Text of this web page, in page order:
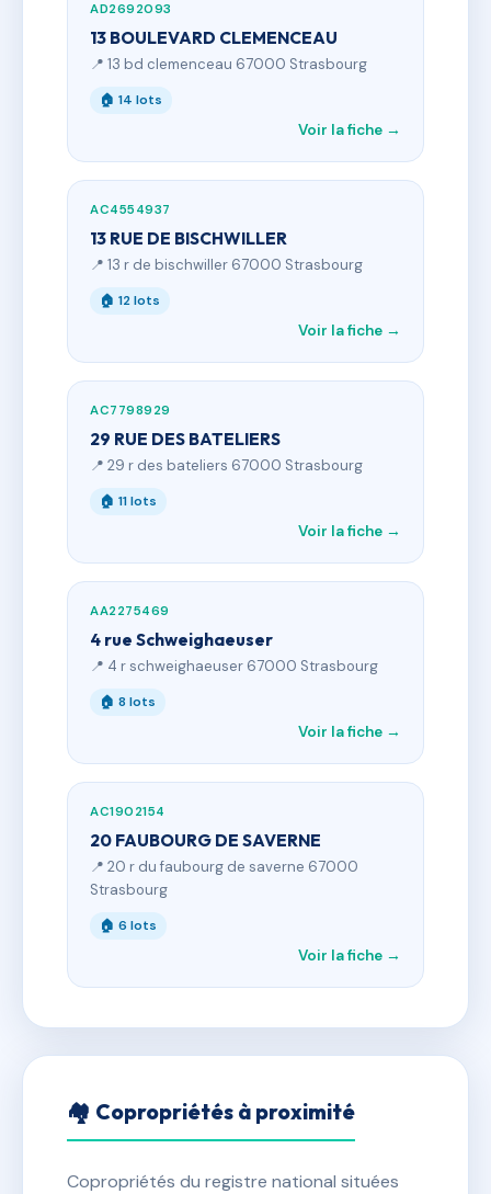
AD2692093
13 BOULEVARD CLEMENCEAU
📍 13 bd clemenceau 67000 Strasbourg
🏠 14 lots
Voir la fiche →
AC4554937
13 RUE DE BISCHWILLER
📍 13 r de bischwiller 67000 Strasbourg
🏠 12 lots
Voir la fiche →
AC7798929
29 RUE DES BATELIERS
📍 29 r des bateliers 67000 Strasbourg
🏠 11 lots
Voir la fiche →
AA2275469
4 rue Schweighaeuser
📍 4 r schweighaeuser 67000 Strasbourg
🏠 8 lots
Voir la fiche →
AC1902154
20 FAUBOURG DE SAVERNE
📍 20 r du faubourg de saverne 67000
Strasbourg
🏠 6 lots
Voir la fiche →
🏘 Copropriétés à proximité
Copropriétés du registre national situées